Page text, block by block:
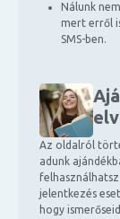
Nálunk
mert erről
SMS-ben.
Az oldalról
adunk
jelentkezés
hogy